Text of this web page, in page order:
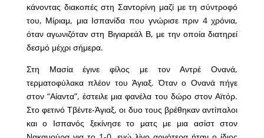
κάνοντας διακοπές στη Σαντορίνη μαζί με τη σύντροφό
του, Μίριαμ, μια Ισπανίδα που γνώρισε πριν 4 χρόνια,
όταν αγωνιζόταν στη Βιγιαρεάλ Β, με την οποία διατηρεί
δεσμό μέχρι σήμερα.
Στη Μασία έγινε φίλος με τον Αντρέ Ονανά,
τερματοφύλακα πλέον του Άγιαξ. Όταν ο Ονανά πήγε
στον “Αίαντα”, έστειλε μια φανέλα του δώρο στον Αϊτόρ.
Στο φετινό Τβέντε-Άγιαξ, οι δυο τους βρέθηκαν αντίπαλοι
και ο Ισπανός ξεκίνησε το ματς με μια ασίστ στον